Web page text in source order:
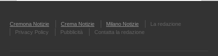
Cremona Notizie Crema Notizie Milano Notizie
La redazione
Privacy Policy
Pubblicità Contatta la redazione